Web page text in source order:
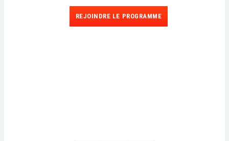
REJOINDRE LE PROGRAMME